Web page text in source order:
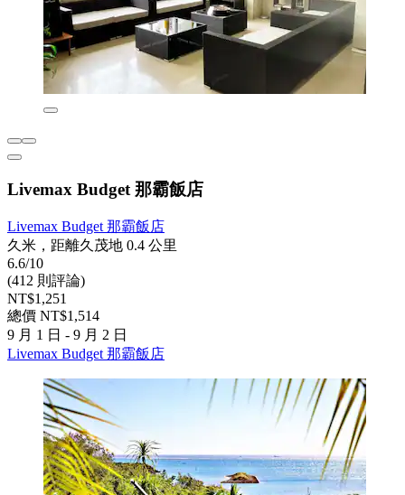
Livemax Budget 那霸飯店
Livemax Budget 那霸飯店
久米，距離久茂地 0.4 公里
6.6/10
(412 則評論)
NT$1,251
總價 NT$1,514
9 月 1 日 - 9 月 2 日
Livemax Budget 那霸飯店